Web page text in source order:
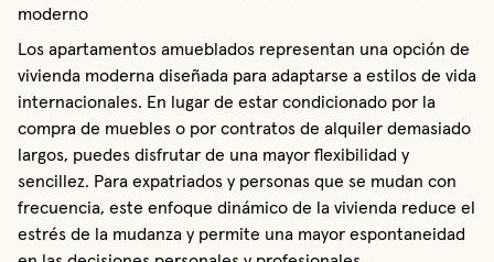
moderno
Los apartamentos amueblados representan una opción de
vivienda moderna diseñada para adaptarse a estilos de vida
internacionales. En lugar de estar condicionado por la
compra de muebles o por contratos de alquiler demasiado
largos, puedes disfrutar de una mayor flexibilidad y
sencillez. Para expatriados y personas que se mudan con
frecuencia, este enfoque dinámico de la vivienda reduce el
estrés de la mudanza y permite una mayor espontaneidad